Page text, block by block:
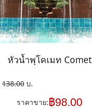
หัวน้ำพุโคเมท Comet
138.00 บ.
ราคาขาย: ฿98.00